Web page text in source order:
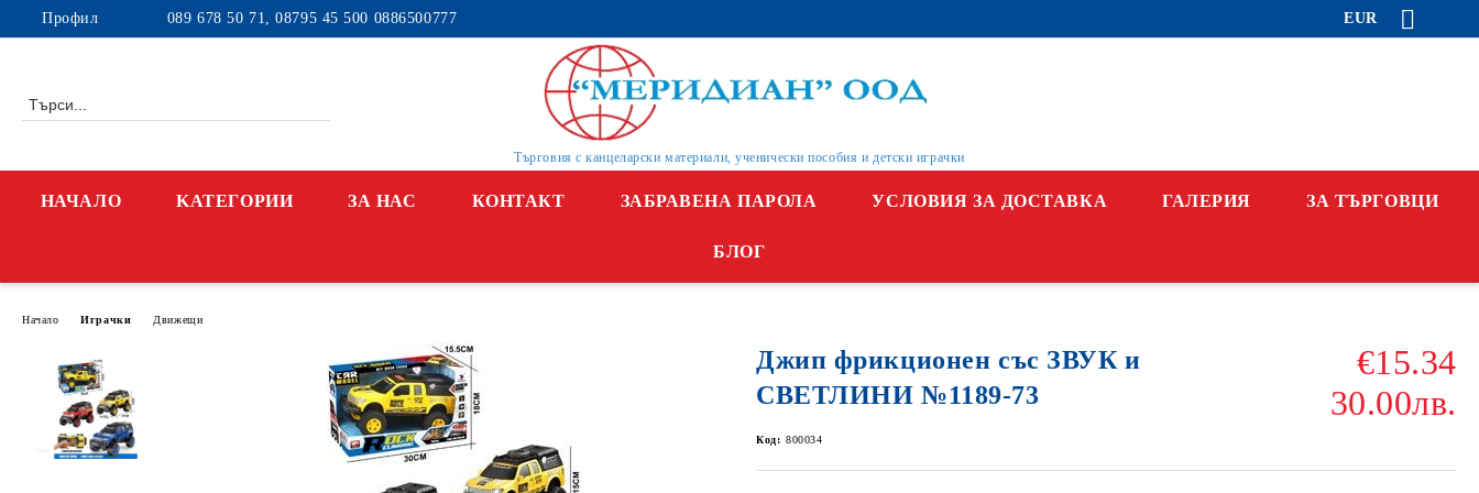
Профил 089 678 50 71, 08795 45 500 0886500777 EUR
Търговия с канцеларски материали, ученически пособия и детски играчки
НАЧАЛО KАТЕГОРИИ ЗА НАС КОНТАКТ ЗАБРАВЕНА ПАРОЛА УСЛОВИЯ ЗА ДОСТАВКА ГАЛЕРИЯ ЗА ТЪРГОВЦИ
БЛОГ
Начало Играчки Движещи
Джип фрикционен със ЗВУК и
СВЕТЛИНИ №1189-73
€15.34
30.00лв.
Код: 800034